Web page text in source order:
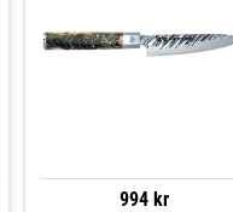
endast ett exempel)* Vril - eller
masur som det också kallas, är en
994 kr